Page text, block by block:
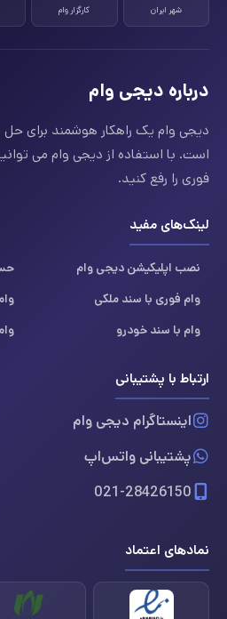
شهر ایران کارگزار وام
درباره دیجی وام
دیجی وام یک راهکار هوشمند برای حل
است. با استفاده از دیجی وام می
فوری را رفع کنید.
لینک‌های مفید
نصب اپلیکیشن دیجی وام
وام فوری با سند ملکی
وام با سند خودرو
ارتباط با پشتیبانی
اینستاگرام دیجی وام
پشتیبانی واتس‌اپ
021-28426150
نمادهای اعتماد